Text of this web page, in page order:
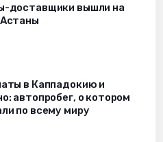
доставщики вышли на
в Каппадокию и
автопробег, о котором
по всему миру